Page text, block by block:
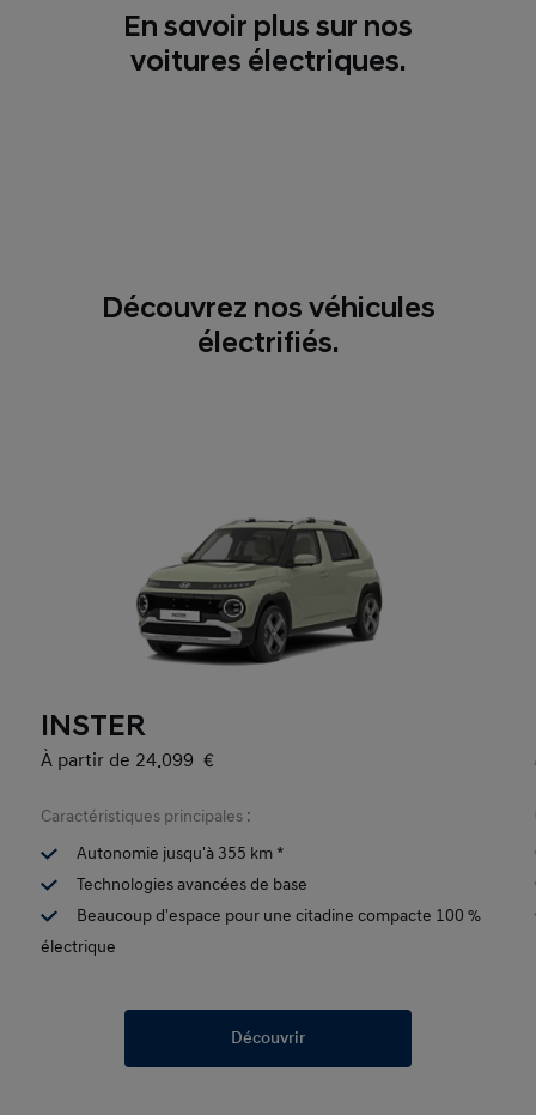
En savoir plus sur nos
voitures électriques.
Découvrez nos véhicules
électrifiés.
INSTER
À partir de 24.099 €
Caractéristiques principales :
Autonomie jusqu'à 355 km *
Technologies avancées de base
Beaucoup d'espace pour une citadine compacte 100 %
électrique
Découvrir